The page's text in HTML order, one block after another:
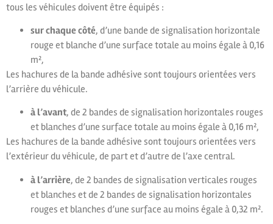
tous les véhicules doivent être équipés :
sur chaque côté, d’une bande de signalisation horizontale
rouge et blanche d’une surface totale au moins égale à 0,16
m²,
Les hachures de la bande adhésive sont toujours orientées vers
l’arrière du véhicule.
à l’avant, de 2 bandes de signalisation horizontales rouges
et blanches d’une surface totale au moins égale à 0,16 m²,
Les hachures de la bande adhésive sont toujours orientées vers
l’extérieur du véhicule, de part et d’autre de l’axe central.
à l’arrière, de 2 bandes de signalisation verticales rouges
et blanches et de 2 bandes de signalisation horizontales
rouges et blanches d’une surface au moins égale à 0,32 m².